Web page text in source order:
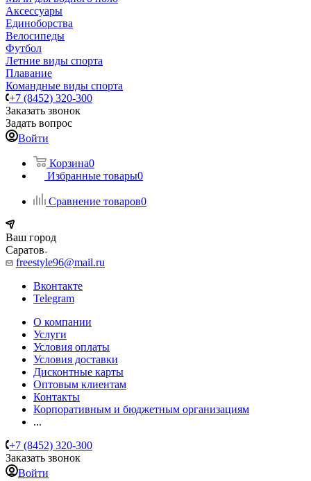
Аксессуары
Единоборства
Велосипеды
Футбол
Летние виды спорта
Плавание
Командные виды спорта
+7 (8452) 320-300
Заказать звонок
Задать вопрос
Войти
Корзина0
Избранные товары0
Сравнение товаров0
Ваш город
Саратов
freestyle96@mail.ru
Вконтакте
Telegram
О компании
Услуги
Условия оплаты
Условия доставки
Дисконтные карты
Оптовым клиентам
Контакты
Корпоративным и бюджетным организациям
...
+7 (8452) 320-300
Заказать звонок
Войти